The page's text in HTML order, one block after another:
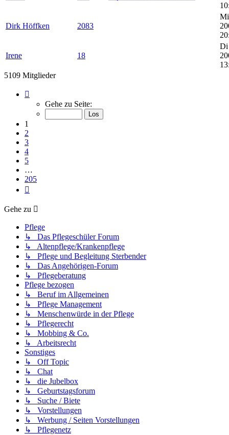
Dirk Höffken 2083
Irene 18
Di
5109 Mitglieder
von
Gehe zu Seite:
1
2
3
4
5
…
205
Gehe zu
Pflege
↳ Das Pflegeschüler Forum
↳ Altenpflege/Krankenpflege
↳ Pflege und Begleitung Sterbender
↳ Das Angehörigen-Forum
↳ Pflegeberatung
Pflege bezogen
↳ Beruf im Allgemeinen
↳ Pflege Management
↳ Menschenwürde in der Pflege
↳ Pflegerecht
↳ Mobbing & Co.
↳ Arbeitsrecht
Sonstiges
↳ Off Topic
↳ Chat
↳ die Jubelbox
↳ Geburtstagsforum
↳ Suche / Biete
↳ Vorstellungen
↳ Werbung / Seiten Vorstellungen
↳ Pflegenetz